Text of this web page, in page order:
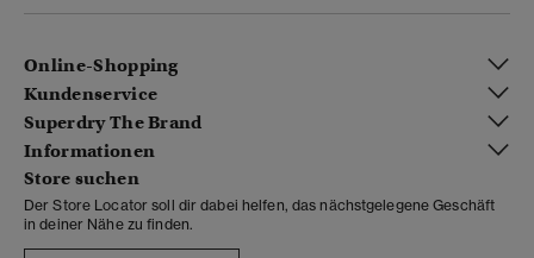
Online-Shopping
Kundenservice
Superdry The Brand
Informationen
Store suchen
Der Store Locator soll dir dabei helfen, das nächstgelegene Geschäft
in deiner Nähe zu finden.